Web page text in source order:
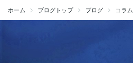
ホーム ブログトップ ブログ コラム